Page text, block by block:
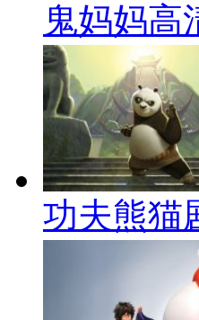
鬼妈妈高
功夫熊猫